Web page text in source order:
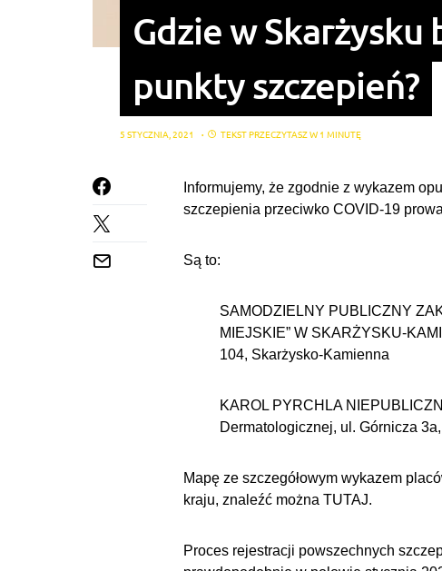
Gdzie w Skarżysku
punkty szczepień?
5 STYCZNIA, 2021 TEKST PRZECZYTASZ W 1 MINUTĘ
Informujemy, że zgodnie z wykazem
szczepienia przeciwko COVID-19
Są to:
SAMODZIELNY PUBLICZNY
MIEJSKIE” W SKARŻYSKU-
104, Skarżysko-Kamienna
KAROL PYRCHLA
Dermatologicznej, ul. Górnicza
Mapę ze szczegółowym wykazem
kraju, znaleźć można TUTAJ.
Proces rejestracji powszechnych